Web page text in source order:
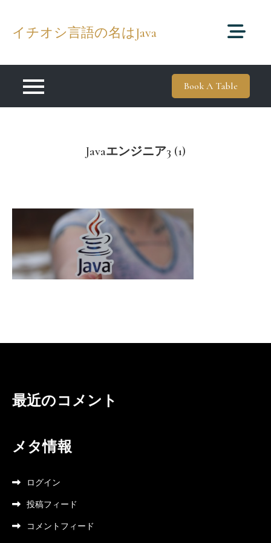
contentイチオシ言語の名はJava
Book A Table
Javaエンジニア3 (1)
最近のコメント
メタ情報
ログイン
投稿フィード
コメントフィード